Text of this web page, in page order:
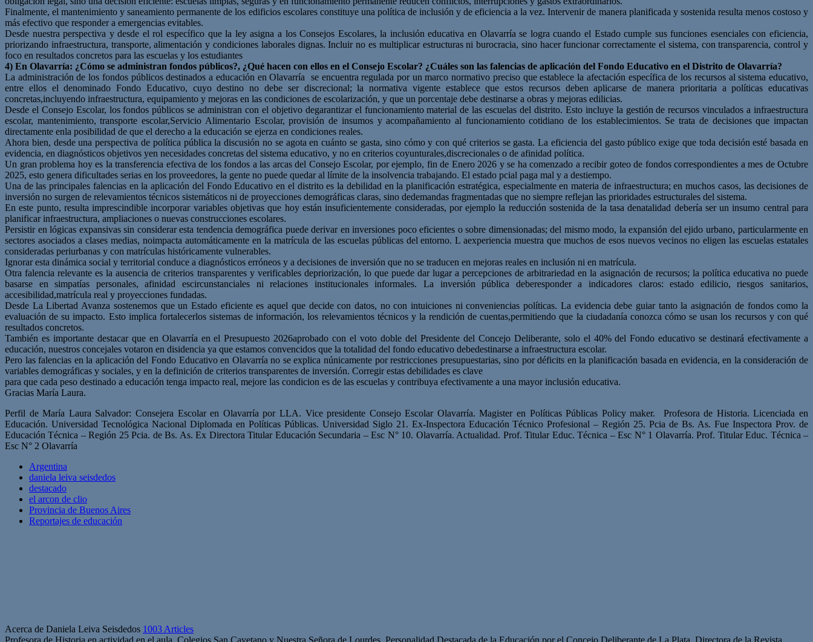
Finalmente, el mantenimiento y saneamiento permanente de los edificios escolares constituye una política de inclusión y de eficiencia a la vez. Intervenir de manera planificada y sostenida resulta menos costoso y
más efectivo que responder a emergencias evitables.
Desde nuestra perspectiva y desde el rol específico que la ley asigna a los Consejos Escolares, la inclusión educativa en Olavarría se logra cuando el Estado cumple sus funciones esenciales con eficiencia,
priorizando infraestructura, transporte, alimentación y condiciones laborales dignas. Incluir no es multiplicar estructuras ni burocracia, sino hacer funcionar correctamente el sistema, con transparencia, control y
foco en resultados concretos para las escuelas y los estudiantes
4) En Olavarría: ¿Cómo se administran fondos públicos?, ¿Qué hacen con ellos en el Consejo Escolar? ¿Cuáles son las falencias de aplicación del Fondo Educativo en el Distrito de Olavarría?
La administración de los fondos públicos destinados a educación en Olavarría se encuentra regulada por un marco normativo preciso que establece la afectación específica de los recursos al sistema educativo,
entre ellos el denominado Fondo Educativo, cuyo destino no debe ser discrecional; la normativa vigente establece que estos recursos deben aplicarse de manera prioritaria a políticas educativas
concretas,incluyendo infraestructura, equipamiento y mejoras en las condiciones de escolarización, y que un porcentaje debe destinarse a obras y mejoras edilicias.
Desde el Consejo Escolar, los fondos públicos se administran con el objetivo degarantizar el funcionamiento material de las escuelas del distrito. Esto incluye la gestión de recursos vinculados a infraestructura
escolar, mantenimiento, transporte escolar,Servicio Alimentario Escolar, provisión de insumos y acompañamiento al funcionamientocotidiano de los establecimientos. Se trata de decisiones que impactan
directamente enla posibilidad de que el derecho a la educación se ejerza en condiciones reales.
Ahora bien, desde una perspectiva de política pública la discusión no se agotaen cuánto se gasta, sino cómo y con qué criterios se gasta. La eficiencia del gastopúblico exige que toda decisión esté basada en
evidencia, en diagnósticos objetivos yen necesidades concretas del sistema educativo, y no en criterios coyunturales,discrecionales o de afinidad política.
Un gran problema hoy es la transferencia efectiva de los fondos a las arcas del Consejo Escolar, por ejemplo, fin de Enero 2026 y se ha comenzado a recibir goteo de fondos correspondientes a mes de Octubre
2025, esto genera dificultades serias en los proveedores, la gente no puede quedar al límite de la insolvencia trabajando. El estado pcial paga mal y a destiempo.
Una de las principales falencias en la aplicación del Fondo Educativo en el distrito es la debilidad en la planificación estratégica, especialmente en materia de infraestructura; en muchos casos, las decisiones de
inversión no surgen de relevamientos técnicos sistemáticos ni de proyecciones demográficas claras, sino dedemandas fragmentadas que no siempre reflejan las prioridades estructurales del sistema.
En este punto, resulta imprescindible incorporar variables objetivas que hoy están insuficientemente consideradas, por ejemplo la reducción sostenida de la tasa denatalidad debería ser un insumo central para
planificar infraestructura, ampliaciones o nuevas construcciones escolares.
Persistir en lógicas expansivas sin considerar esta tendencia demográfica puedederivar en inversiones poco eficientes o sobre dimensionadas; del mismo modo, laexpansión del ejido urbano, particularmente en
sectores asociados a clases medias, noimpacta automáticamente en la matrícula de las escuelas públicas del entorno. L aexperiencia muestra que muchos de esos nuevos vecinos no eligen las escuelasestatales
consideradas periurbanas y con matrículas históricamente vulnerables.
Ignorar esta dinámica social y territorial conduce a diagnósticos erróneos y a decisiones de inversión que no se traducen en mejoras reales en inclusión ni en matrícula.
Otra falencia relevante es la ausencia de criterios transparentes y verificables depriorización, lo que puede dar lugar a percepciones de arbitrariedad en la asignación de recursos; la política educativa no puede
basarse en simpatías personales, afinidad escircunstanciales ni relaciones institucionales informales. La inversión pública deberesponder a indicadores claros: estado edilicio, riesgos
sanitarios,
accesibilidad,matrícula real y proyecciones fundadas.
Desde La Libertad Avanza sostenemos que un Estado eficiente es aquel que decide con datos, no con intuiciones ni conveniencias políticas. La evidencia debe guiar tanto la asignación de fondos como la
evaluación de su impacto. Esto implica fortalecerlos sistemas de información, los relevamientos técnicos y la rendición de cuentas,permitiendo que la ciudadanía conozca cómo se usan los recursos y con qué
resultados concretos.
También es importante destacar que en Olavarría en el Presupuesto 2026aprobado con el voto doble del Presidente del Concejo Deliberante, solo el 40% delFondo educativo se destinará efectivamente a
educación, nuestros concejales votaron en disidencia ya que estamos convencidos que la totalidad del fondo educativo debedestinarse a infraestructura escolar.
Pero las falencias en la aplicación del Fondo Educativo en Olavarría no se explica núnicamente por restricciones presupuestarias, sino por déficits en la planificación basada en evidencia, en la consideración de
variables demográficas y sociales, y en la definición de criterios transparentes de inversión. Corregir estas debilidades es clave
para que cada peso destinado a educación tenga impacto real, mejore las condicion es de las escuelas y contribuya efectivamente a una mayor inclusión educativa.
Gracias María Laura.
Perfil de María Laura Salvador: Consejera Escolar en Olavarría por LLA. Vice presidente Consejo Escolar Olavarría. Magister en Políticas Públicas Policy maker. Profesora de Historia. Licenciada en
Educación. Universidad Tecnológica Nacional Diplomada en Políticas Públicas. Universidad Siglo 21. Ex-Inspectora Educación Técnico Profesional – Región 25. Pcia de Bs. As. Fue Inspectora Prov. de
Educación Técnica – Región 25 Pcia. de Bs. As. Ex Directora Titular Educación Secundaria – Esc N° 10. Olavarría. Actualidad. Prof. Titular Educ. Técnica – Esc N° 1 Olavarría. Prof. Titular Educ. Técnica –
Esc N° 2 Olavarría
Argentina
daniela leiva seisdedos
destacado
el arcon de clio
Provincia de Buenos Aires
Reportajes de educación
Acerca de Daniela Leiva Seisdedos 1003 Articles
Profesora de Historia en actividad en el aula. Colegios San Cayetano y Nuestra Señora de Lourdes. Personalidad Destacada de la Educación por el Concejo Deliberante de La Plata. Directora de la Revista